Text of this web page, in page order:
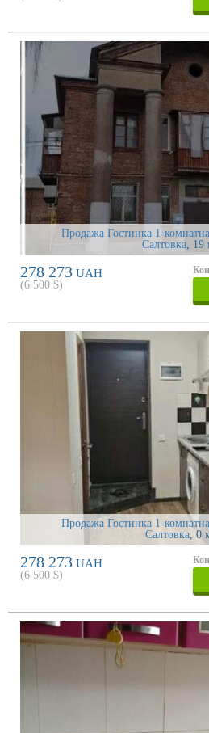
Продажа Гостинка 1-
Салтовка, 19
278 273 UAH
(6 500 $)
Продажа Гостинка 1-
Салтовка, 0
278 273 UAH
(6 500 $)